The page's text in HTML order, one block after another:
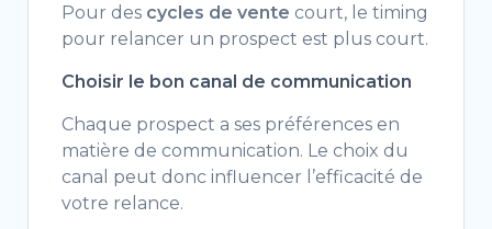
Pour des cycles de vente court, le timing
pour relancer un prospect est plus court.
Choisir le bon canal de communication
Chaque prospect a ses préférences en
matière de communication. Le choix du
canal peut donc influencer l’efficacité de
votre relance.